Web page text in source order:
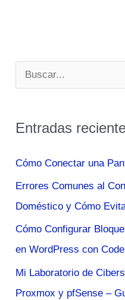
u
c
p
o
r
:
Entradas
Cómo Conectar una
Errores Comunes al
Doméstico y Cómo
Cómo Configurar
en WordPress con
Mi Laboratorio de
Proxmox y pfSense –